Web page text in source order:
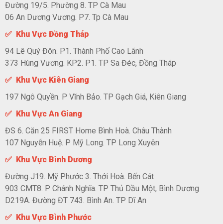
Đường 19/5. Phường 8. TP Cà Mau
06 An Dương Vương. P7. Tp Cà Mau
✅ Khu Vực Đồng Tháp
94 Lê Quý Đôn. P1. Thành Phố Cao Lãnh
373 Hùng Vương. KP2. P1. TP Sa Đéc, Đồng Tháp
✅ Khu Vực Kiên Giang
197 Ngô Quyền. P Vĩnh Bảo. TP Gạch Giá, Kiên Giang
✅ Khu Vực An Giang
ĐS 6. Căn 25 FIRST Home Bình Hoà. Châu Thành
107 Nguyễn Huệ. P Mỹ Long. TP Long Xuyên
✅ Khu Vực Bình Dương
Đường J19. Mỹ Phước 3. Thới Hoà. Bến Cát
903 CMT8. P Chánh Nghĩa. TP Thủ Dầu Một, Bình Dương
D219A. Đường ĐT 743. Bình An. TP Dĩ An
✅ Khu Vực Bình Phước